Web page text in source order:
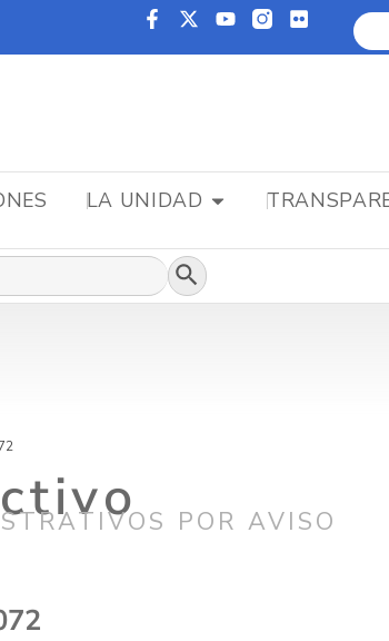
LA UNIDAD
Botón de búsqueda
POR AVISO